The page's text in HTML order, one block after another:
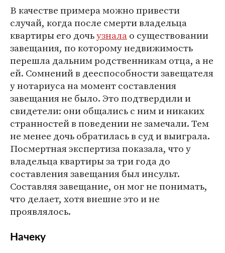
В качестве примера можно привести
случай, когда после смерти владельца
квартиры его дочьузналао существовании
завещания, по которому недвижимость
перешла дальним родственникам отца, а не
ей. Сомнений в дееспособности завещателя
у нотариуса на момент составления
завещания не было. Это подтвердили и
свидетели: они общались с ним и никаких
странностей в поведении не замечали. Тем
не менее дочь обратилась в суд и выиграла.
Посмертная экспертиза показала, что у
владельца квартиры за три года до
составления завещания был инсульт.
Составляя завещание, он мог не понимать,
что делает, хотя внешне это и не
проявлялось.
Начеку